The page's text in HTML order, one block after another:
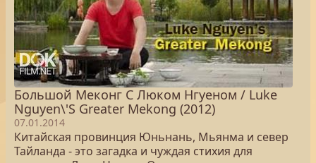
Большой Меконг С Люком Нгуеном / Luke
Nguyen\'S Greater Mekong (2012)
07.01.2014
Китайская провинция Юньнань, Мьянма и север
Тайланда - это загадка и чуждая стихия для